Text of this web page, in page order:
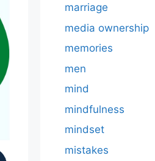
marriage
media ownership
memories
men
mind
mindfulness
mindset
mistakes